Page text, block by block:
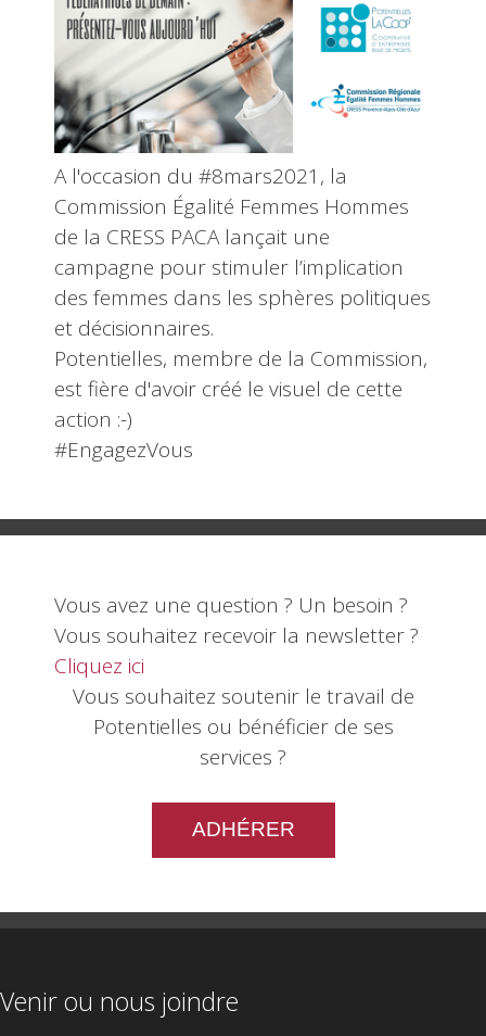
A l'occasion du #8mars2021, la
Commission Égalité Femmes Hommes
de la CRESS PACA lançait une
campagne pour stimuler l’implication
des femmes dans les sphères politiques
et décisionnaires.
Potentielles, membre de la Commission,
est fière d'avoir créé le visuel de cette
action :-)
#EngagezVous
Vous avez une question ? Un besoin ?
Vous souhaitez recevoir la newsletter ?
Cliquez ici
Vous souhaitez soutenir le travail de
Potentielles ou bénéficier de ses
services ?
ADHÉRER
Venir ou nous joindre